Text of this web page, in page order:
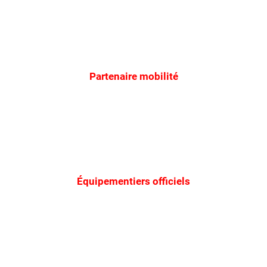
Partenaire mobilité
Équipementiers officiels